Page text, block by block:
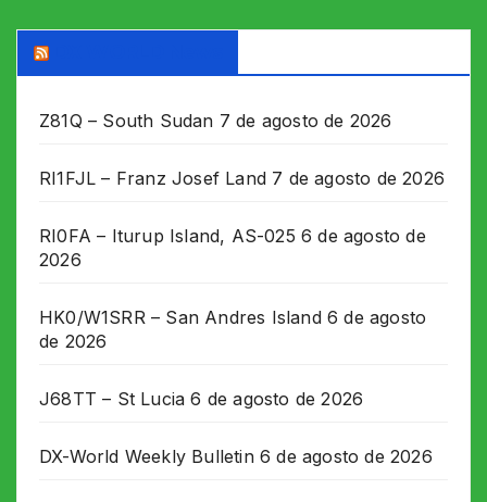
Z81Q – South Sudan 7 de agosto de 2026
RI1FJL – Franz Josef Land 7 de agosto de 2026
RI0FA – Iturup Island, AS-025 6 de agosto de
2026
HK0/W1SRR – San Andres Island 6 de agosto
de 2026
J68TT – St Lucia 6 de agosto de 2026
DX-World Weekly Bulletin 6 de agosto de 2026